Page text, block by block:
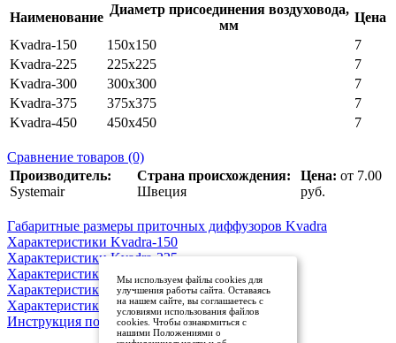
Наименование
Диаметр присоединения воздуховода,
мм
Цена
Kvadra-150
150х150
7
Kvadra-225
225х225
7
Kvadra-300
300х300
7
Kvadra-375
375х375
7
Kvadra-450
450х450 7
Сравнение товаров (0)
Производитель:
Systemair
Страна происхождения:
Швеция
Цена: от 7.00
руб.
Габаритные размеры приточных диффузоров Kvadra
Характеристики Kvadra-150
Характеристики Kvadra-225
Характеристики Kvadra-300
Характеристики Kvadra-375
Характеристики Kvadra-450
Инструкция по монтажу Kvadra
Мы используем файлы cookies для
улучшения работы сайта. Оставаясь
на нашем сайте, вы соглашаетесь с
условиями использования файлов
cookies. Чтобы ознакомиться с
нашими Положениями о